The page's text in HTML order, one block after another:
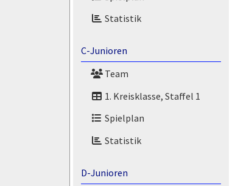
Statistik
C-Junioren
Team
1. Kreisklasse, Staffel 1
Spielplan
Statistik
D-Junioren